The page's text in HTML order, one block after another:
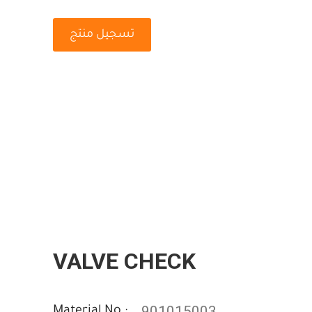
تسجيل منتج
VALVE CHECK